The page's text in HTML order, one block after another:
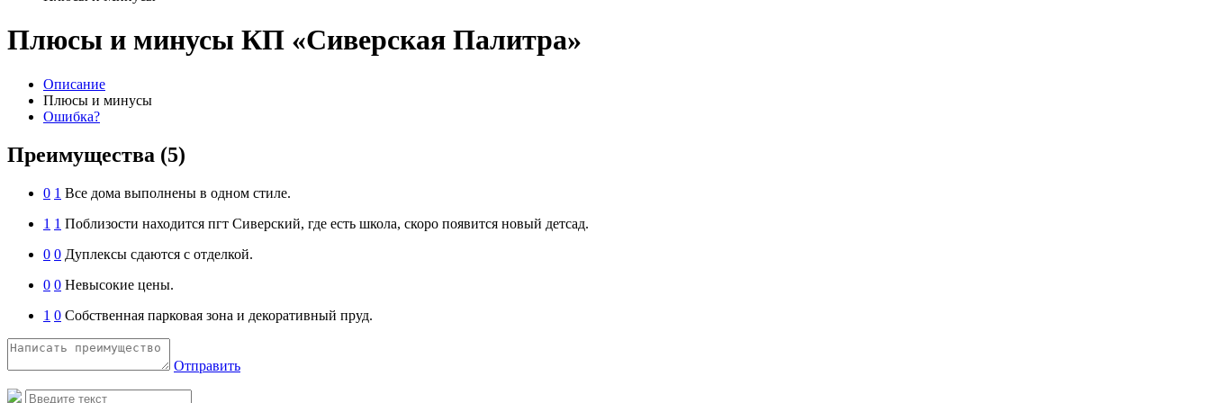
Плюсы и минусы КП «Сиверская Палитра»
Описание
Плюсы и минусы
Ошибка?
Преимущества (5)
0 1 Все дома выполнены в одном стиле.
1 1 Поблизости находится пгт Сиверский, где есть школа, скоро появится новый детсад.
0 0 Дуплексы сдаются с отделкой.
0 0 Невысокие цены.
1 0 Собственная парковая зона и декоративный пруд.
Отправить